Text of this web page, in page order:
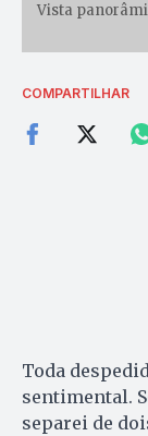
Vista
COMPARTILHAR
Toda
sentimental.
separei de